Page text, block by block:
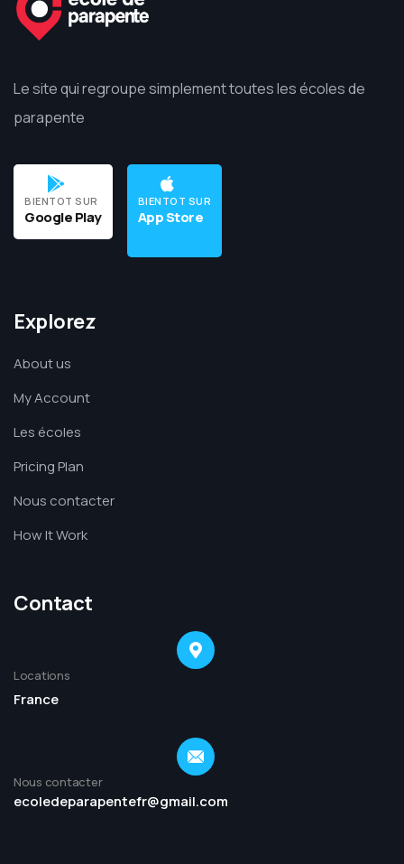
Le site qui regroupe simplement toutes les écoles de
parapente
BIENTOT SUR
Google Play
BIENTOT SUR
App Store
Explorez
About us
My Account
Les écoles
Pricing Plan
Nous contacter
How It Work
Contact
Locations
France
Nous contacter
ecoledeparapentefr@gmail.com